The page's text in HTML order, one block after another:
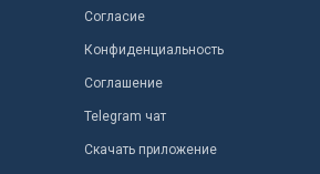
Согласие
Конфиденциальность
Соглашение
Telegram чат
Скачать приложение